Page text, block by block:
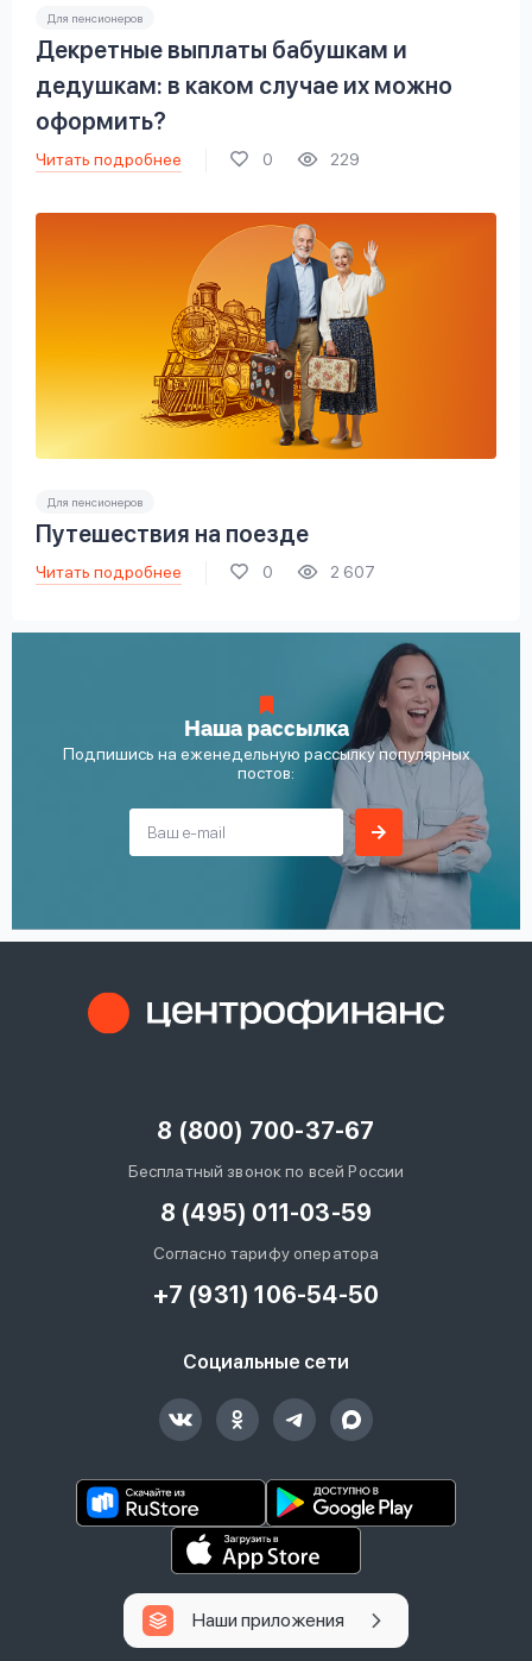
Для пенсионеров
Декретные выплаты бабушкам и
дедушкам: в каком случае их можно
оформить?
Читать подробнее 0 229
Для пенсионеров
Путешествия на поезде
Читать подробнее 0 2 607
Наша рассылка
Подпишись на еженедельную рассылку популярных
постов:
8 (800) 700-37-67
Бесплатный звонок по всей России
8 (495) 011-03-59
Согласно тарифу оператора
+7 (931) 106-54-50
Социальные сети
Наши приложения